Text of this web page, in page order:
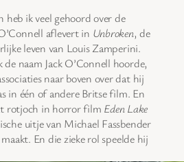
heb ik veel gehoord over de
aflevert in Unbroken, de
leven van Louis Zamperini.
naam Jack O’Connell hoorde,
naar boven over dat hij
in één of andere Britse film. En
rotjoch in horror film Eden Lake
uitje van Michael Fassbender
En die zieke rol speelde hij